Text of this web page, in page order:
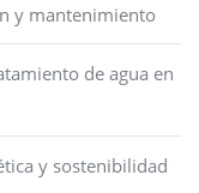
y mantenimiento
de agua en
y sostenibilidad